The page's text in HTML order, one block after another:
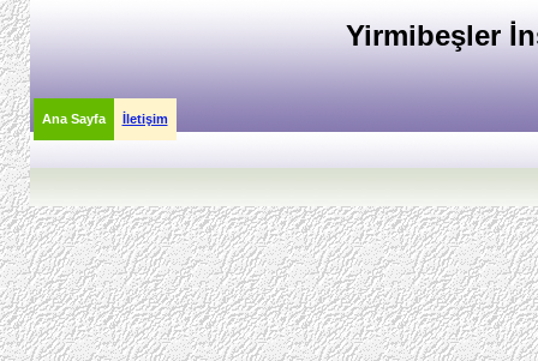
Yirmibeşler
Ana Sayfa İletişim